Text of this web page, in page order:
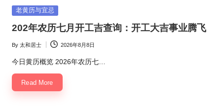
查
_2ebc.com
Posted
老黄历与宜忌
202年农历七月开工吉查询：开工大吉事业腾飞
Posted
by
By 太和居士 2026年8月8日
今日黄历概览 2026年农历七…
Read More